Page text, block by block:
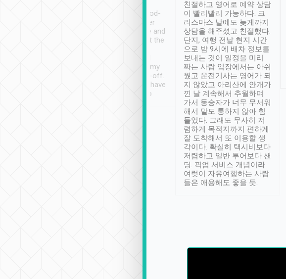
service, vehicles in good-
condition and the driver
service was awesome and
thoughtful. Driver went the
have safely arrived at my
destination after drop-off.
Definitely something I have
not seen elsewhere 👍
친절하고 영어로 예약 상담
이 빨리빨리 가능하다. 크
리스마스 날에도 늦게까지
상담을 해주셨고 친절했다.
단지, 여행 전날 현지 시간
으로 밤 9시에 배차 정보를
보내는 것이 일정을 미리
짜는 사람 입장에서는 아쉬
웠고 운전기사는 영어가 되
지 않았고 아리산에 안개가
낀 날 계속해서 추월하며
가서 동승자가 너무 무서워
해서 말도 통하지 않아 힘
들었다. 그래도 무사히 저
렴하게 목적지까지 편하게
잘 도착해서 또 이용할 생
각이다. 확실히 택시비보다
저렴하고 일반 투어보다 샌
딩. 픽업 서비스 개념이라
여럿이 자유여행하는 사람
들은 애용해도 좋을 듯.